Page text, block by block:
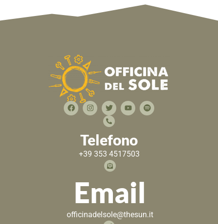
Telefono
+39 353 4517503
Email
officinadelsole@thesun.it